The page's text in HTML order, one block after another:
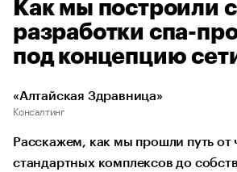
Как мы построили
разработки спа-
под концепцию
«Алтайская Здравница»
Консалтинг
Расскажем, как мы прошли путь от
стандартных комплексов до